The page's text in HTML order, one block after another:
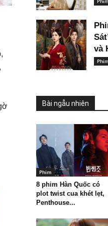
và
Bài ngẫu nhiên
Phim
8 phim Hàn Quốc có
plot twist cua khét lẹt,
Penthouse...